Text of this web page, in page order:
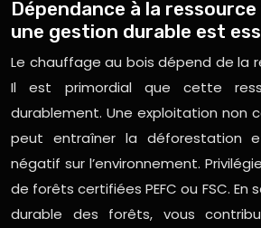
Dépendance à la
une gestion durable est
Le chauffage au bois dépend de la
Il est primordial que cette
durablement. Une exploitation non
peut entraîner la déforestation
négatif sur l’environnement.
de forêts certifiées PEFC ou FSC.
durable des forêts, vous